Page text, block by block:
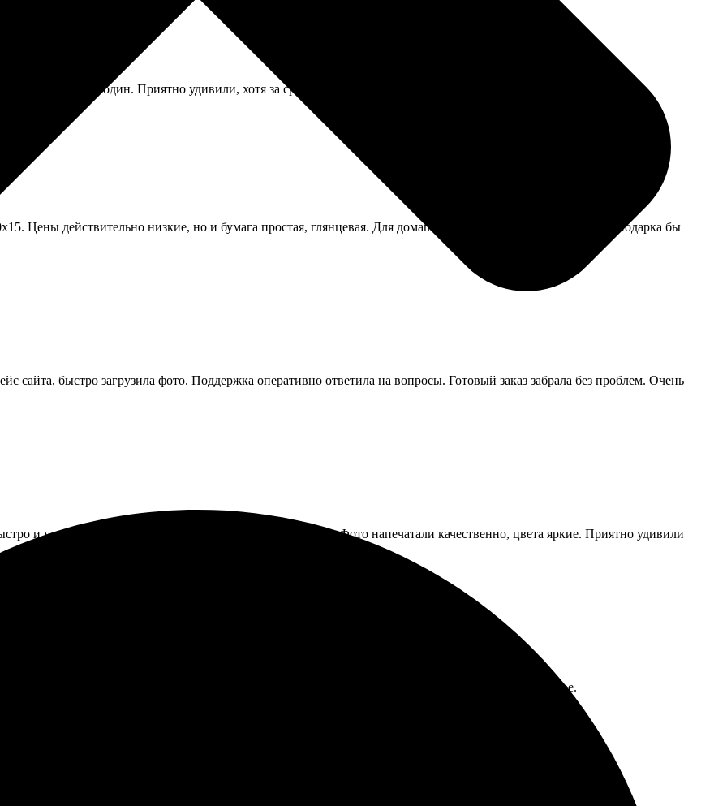
но сделали за один. Приятно удивили, хотя за срочность пришлось доплатить.
Цены действительно низкие, но и бумага простая, глянцевая. Для домашнего альбома — то что надо, для подарка бы
сайта, быстро загрузила фото. Поддержка оперативно ответила на вопросы. Готовый заказ забрала без проблем. Очень
и удобно. Выбор на сайте большой, разобраться легко. Фото напечатали качественно, цвета яркие. Приятно удивили
формата 30х30 оказался легким. Результат порадовал — фото на высшем уровне, качество отличное.